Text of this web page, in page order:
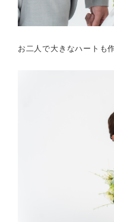
お二人で大きなハートも